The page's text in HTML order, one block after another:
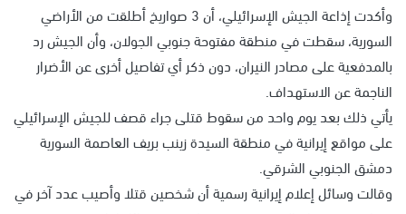
وأكدت إذاعة الجيش الإسرائيلي، أن 3 صواريخ أطلقت من الأراضي
السورية، سقطت في منطقة مفتوحة جنوبي الجولان، وأن الجيش رد
بالمدفعية على مصادر النيران، دون ذكر أي تفاصيل أخرى عن الأضرار
الناجمة عن الاستهداف.
يأتي ذلك بعد يوم واحد من سقوط قتلى جراء قصف للجيش الإسرائيلي
على مواقع إيرانية في منطقة السيدة زينب بريف العاصمة السورية
دمشق الجنوبي الشرقي.
وقالت وسائل إعلام إيرانية رسمية أن شخصين قتلا وأصيب عدد آخر في